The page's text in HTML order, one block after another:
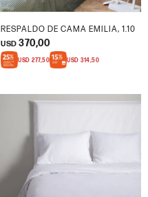
RESPALDO DE CAMA EMILIA, 1.10
USD 370,00
USD 277,50 USD 314,50